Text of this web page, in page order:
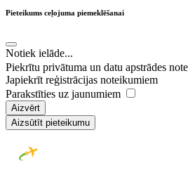
Pieteikums ceļojuma piemeklēšanai
Notiek ielāde...
Piekrītu privātuma un datu apstrādes
Japiekrīt reģistrācijas noteikumiem
Parakstīties uz jaunumiem
Aizvērt
Aizsūtīt pieteikumu